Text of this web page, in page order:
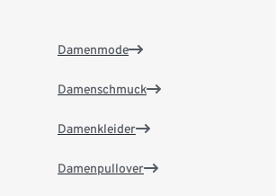
Damenmode
Damenschmuck
Damenkleider
Damenpullover